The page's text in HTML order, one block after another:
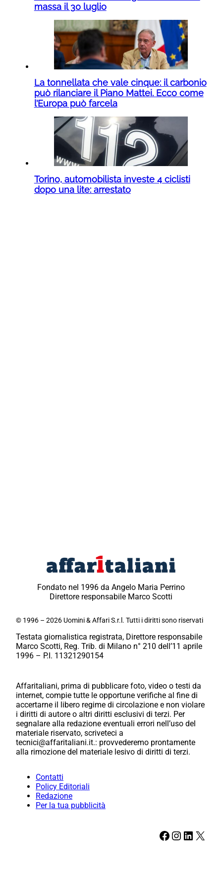
massa il 30 luglio
La tonnellata che vale cinque: il carbonio
può rilanciare il Piano Mattei. Ecco come
l’Europa può farcela
Torino, automobilista investe 4 ciclisti
dopo una lite: arrestato
Fondato nel 1996 da Angelo Maria Perrino
Direttore responsabile Marco Scotti
© 1996 – 2026 Uomini & Affari S.r.l. Tutti i diritti sono riservati
Testata giornalistica registrata, Direttore responsabile
Marco Scotti, Reg. Trib. di Milano n° 210 dell’11 aprile
1996 – P.I. 11321290154
Affaritaliani, prima di pubblicare foto, video o testi da
internet, compie tutte le opportune verifiche al fine di
accertarne il libero regime di circolazione e non violare
i diritti di autore o altri diritti esclusivi di terzi. Per
segnalare alla redazione eventuali errori nell’uso del
materiale riservato, scriveteci a
tecnici@affaritaliani.it.: provvederemo prontamente
alla rimozione del materiale lesivo di diritti di terzi.
Contatti
Policy Editoriali
Redazione
Per la tua pubblicità
Facebook Instagram LinkedIn X